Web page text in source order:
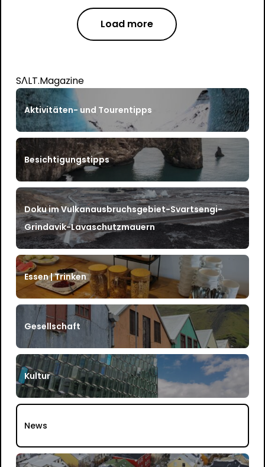
Load more
SΛLT.Magazine
Aktivitäten- und Tourentipps
Besichtigungstipps
Doku im Vulkanausbruchsgebiet-Svartsengi-
Grindavik-Lavaschutzmauern
Essen | Trinken
Gesellschaft
Kultur
News